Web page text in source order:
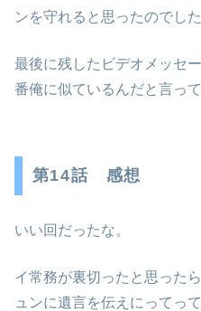
ンを守れると思ったのでした
最後に残したビデオメッセ
番俺に似ているんだと言っ
第14話 感想
いい回だったな。
イ常務が裏切ったと思った
ュンに遺言を伝えにってっ